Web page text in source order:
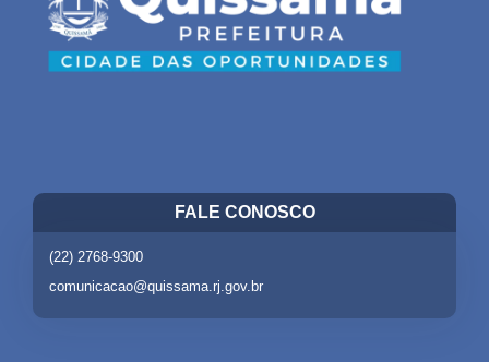
FALE CONOSCO
(22) 2768-9300
comunicacao@quissama.rj.gov.br